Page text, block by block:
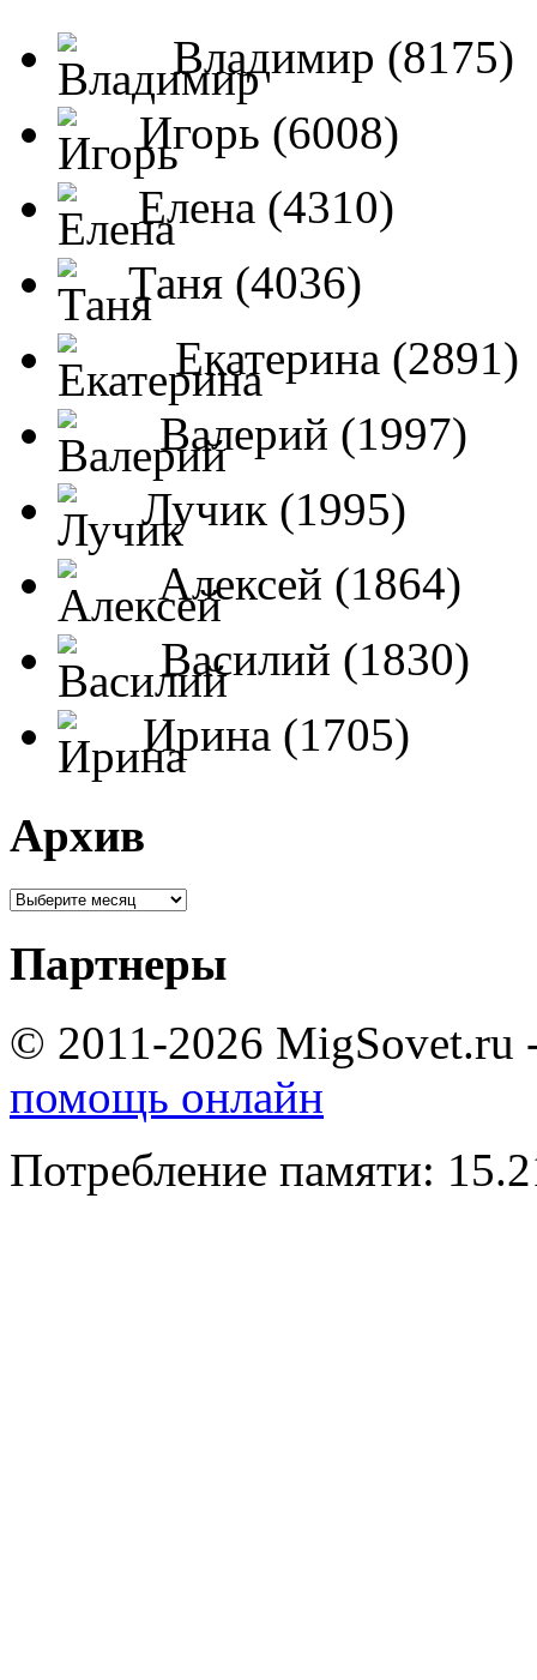
Владимир (8175)
Игорь (6008)
Елена (4310)
Таня (4036)
Екатерина (2891)
Валерий (1997)
Лучик (1995)
Алексей (1864)
Василий (1830)
Ирина (1705)
Архив
Партнеры
© 2011-2026 MigSovet.ru
помощь онлайн
Потребление памяти: